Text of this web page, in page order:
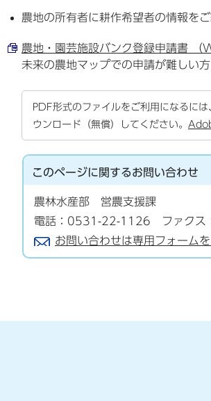
農地の所有者に耕作希望者の情報を
農地・園芸施設バンク登録申請書 （
未来の農地マップでの申請が難しい
PDF形式のファイルをご利用になるに
ウンロード（無償）してください。
このページに関するお問い合わせ
農林水産部 営農支援課
電話：0531-22-1126 ファク
お問い合わせは専用フォームを